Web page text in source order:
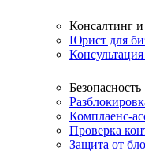
Консалтинг
Юрист для
Комплаенс-
Проверка
Защита от